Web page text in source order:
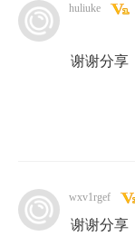
huliuke
谢谢分享
wxv1rgef
谢谢分享